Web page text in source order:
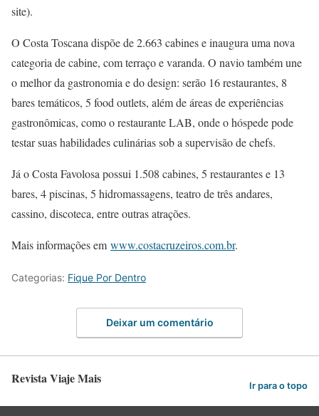
site).
O Costa Toscana dispõe de 2.663 cabines e inaugura uma nova
categoria de cabine, com terraço e varanda. O navio também une
o melhor da gastronomia e do design: serão 16 restaurantes, 8
bares temáticos, 5 food outlets, além de áreas de experiências
gastronômicas, como o restaurante LAB, onde o hóspede pode
testar suas habilidades culinárias sob a supervisão de chefs.
Já o Costa Favolosa possui 1.508 cabines, 5 restaurantes e 13
bares, 4 piscinas, 5 hidromassagens, teatro de três andares,
cassino, discoteca, entre outras atrações.
Mais informações em www.costacruzeiros.com.br.
Categorias: Fique Por Dentro
Deixar um comentário
Revista Viaje Mais Ir para o topo